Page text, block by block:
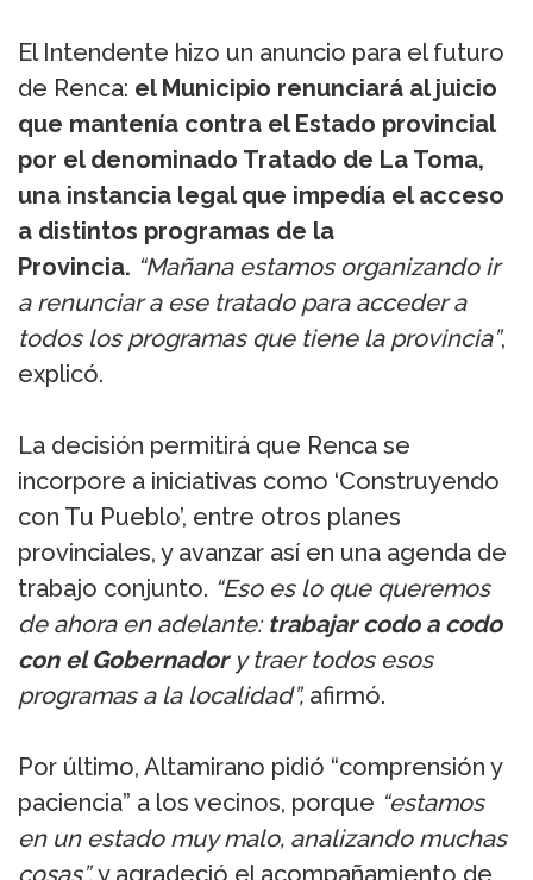
El Intendente hizo un anuncio para el futuro
de Renca: el Municipio renunciará al juicio
que mantenía contra el Estado provincial
por el denominado Tratado de La Toma,
una instancia legal que impedía el acceso
a distintos programas de la
Provincia. “Mañana estamos organizando ir
a renunciar a ese tratado para acceder a
todos los programas que tiene la provincia”,
explicó.
La decisión permitirá que Renca se
incorpore a iniciativas como ‘Construyendo
con Tu Pueblo’, entre otros planes
provinciales, y avanzar así en una agenda de
trabajo conjunto. “Eso es lo que queremos
de ahora en adelante: trabajar codo a codo
con el Gobernadory traer todos esos
programas a la localidad”,afirmó.
Por último, Altamirano pidió “comprensión y
paciencia” a los vecinos, porque “estamos
en un estado muy malo, analizando muchas
cosas”,y agradeció el acompañamiento de